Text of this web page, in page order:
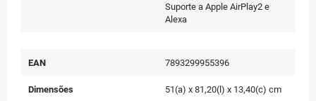
Suporte a Apple AirPlay2 e
Alexa
EAN 7893299955396
Dimensões 51(a) x 81,20(l) x 13,40(c) cm